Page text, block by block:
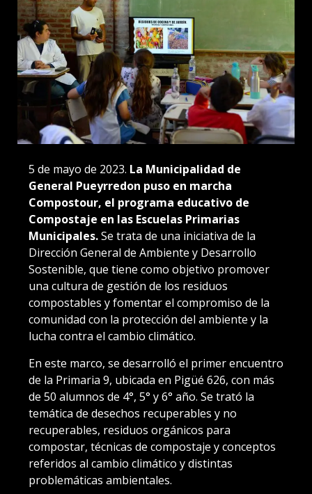
5 de mayo de 2023. La Municipalidad de
General Pueyrredon puso en marcha
Compostour, el programa educativo de
Compostaje en las Escuelas Primarias
Municipales.Se trata de una iniciativa de la
Dirección General de Ambiente y Desarrollo
Sostenible, que tiene como objetivo promover
una cultura de gestión de los residuos
compostables y fomentar el compromiso de la
comunidad con la protección del ambiente y la
lucha contra el cambio climático.
En este marco, se desarrolló el primer encuentro
de la Primaria 9, ubicada en Pigüé 626, con más
de 50 alumnos de 4°, 5° y 6° año. Se trató la
temática de desechos recuperables y no
recuperables, residuos orgánicos para
compostar, técnicas de compostaje y conceptos
referidos al cambio climático y distintas
problemáticas ambientales.